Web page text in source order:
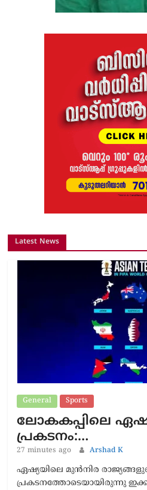
Latest News
General Sports
ലോകകപ്പിലെ
പ്രകടനം:…
27 minutes ago Arshad K
ഏഷ്യയിലെ മുന്‍നിര
പ്രകടനത്തോടെയായിരുന്നു